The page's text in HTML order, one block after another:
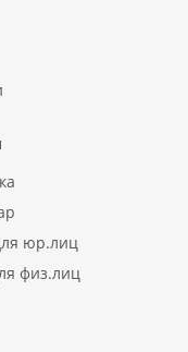
юр.лиц
физ.лиц